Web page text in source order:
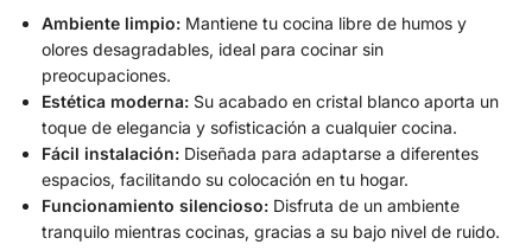
Ambiente limpio: Mantiene tu cocina libre de humos y
olores desagradables, ideal para cocinar sin
preocupaciones.
Estética moderna: Su acabado en cristal blanco aporta un
toque de elegancia y sofisticación a cualquier cocina.
Fácil instalación: Diseñada para adaptarse a diferentes
espacios, facilitando su colocación en tu hogar.
Funcionamiento silencioso: Disfruta de un ambiente
tranquilo mientras cocinas, gracias a su bajo nivel de ruido.